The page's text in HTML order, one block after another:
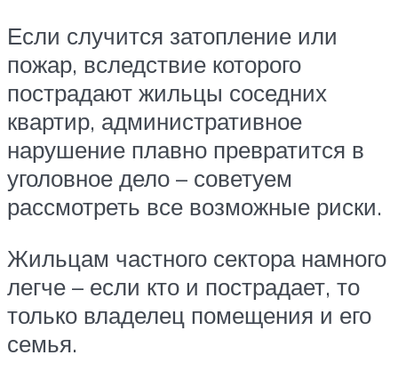
Если случится затопление или
пожар, вследствие которого
пострадают жильцы соседних
квартир, административное
нарушение плавно превратится в
уголовное дело – советуем
рассмотреть все возможные риски.
Жильцам частного сектора намного
легче – если кто и пострадает, то
только владелец помещения и его
семья.